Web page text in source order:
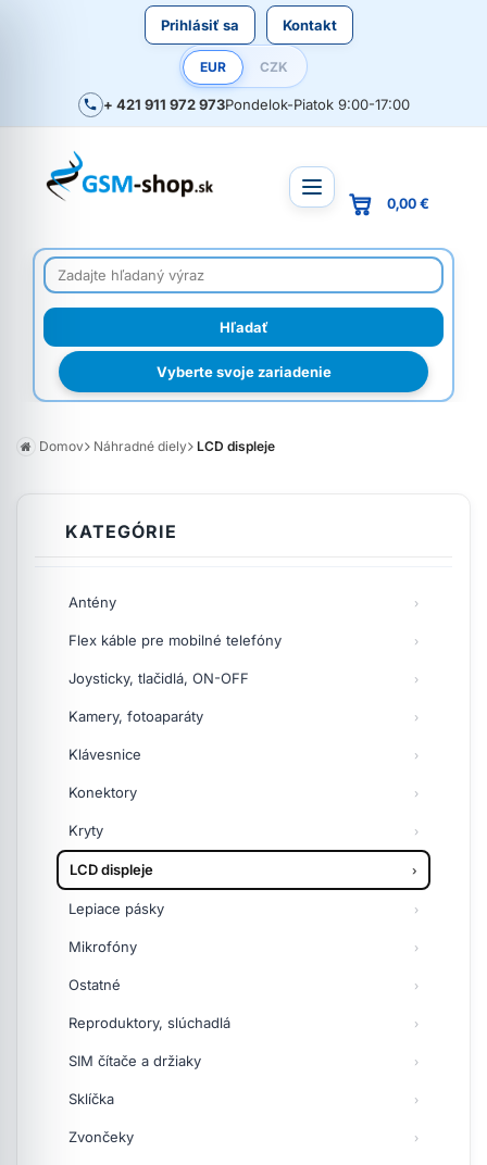
Prihlásiť sa Kontakt
EUR CZK
+ 421 911 972 973Pondelok-Piatok 9:00-17:00
Vyberte svoje zariadenie
0,00 €
Domov Náhradné diely LCD displeje
KATEGÓRIE
Antény
Flex káble pre mobilné telefóny
Joysticky, tlačidlá, ON-OFF
Kamery, fotoaparáty
Klávesnice
Konektory
Kryty
LCD displeje
Lepiace pásky
Mikrofóny
Ostatné
Reproduktory, slúchadlá
SIM čítače a držiaky
Sklíčka
Zvončeky